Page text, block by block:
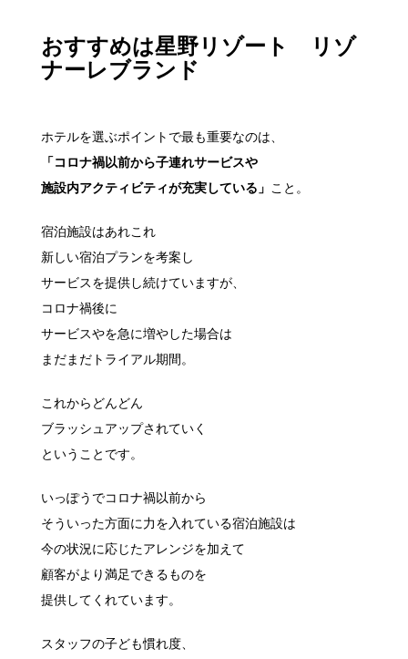
おすすめは星野リゾート リゾ
ナーレブランド
ホテルを選ぶポイントで最も重要なのは、
「コロナ禍以前から子連れサービスや
施設内アクティビティが充実している」 こと。
宿泊施設はあれこれ
新しい宿泊プランを考案し
サービスを提供し続けていますが、
コロナ禍後に
サービスやを急に増やした場合は
まだまだトライアル期間。
これからどんどん
ブラッシュアップされていく
ということです。
いっぽうでコロナ禍以前から
そういった方面に力を入れている宿泊施設は
今の状況に応じたアレンジを加えて
顧客がより満足できるものを
提供してくれています。
スタッフの子ども慣れ度、